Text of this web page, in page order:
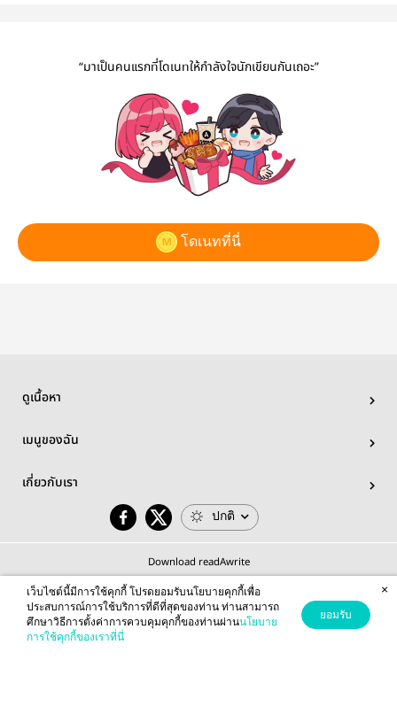
“มาเป็นคนแรกที่โดเนทให้กำลังใจนักเขียนกันเถอะ”
โดเนทที่นี่
ดูเนื้อหา
เมนูของฉัน
เกี่ยวกับเรา
ปกติ
Download readAwrite
© 2026 readAwrite.com by MEB Corporation Public Company Limited
This site is protected by reCAPTCHA and the Google
เว็บไซต์นี้มีการใช้คุกกี้ โปรดยอมรับนโยบายคุกกี้เพื่อ
ประสบการณ์การใช้บริการที่ดีที่สุดของท่าน ท่านสามารถ
ศึกษาวิธีการตั้งค่าการควบคุมคุกกี้ของท่านผ่านนโยบาย
การใช้คุกกี้ของเราที่นี่
ยอมรับ
×